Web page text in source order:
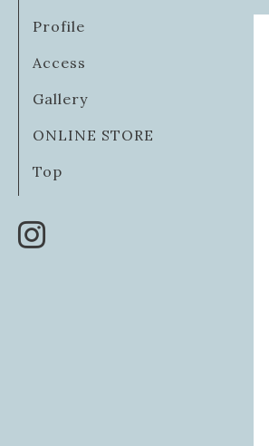
Profile
Access
Gallery
ONLINE STORE
Top